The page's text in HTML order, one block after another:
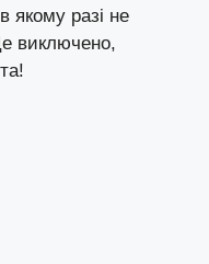
якому разі не
виключено,